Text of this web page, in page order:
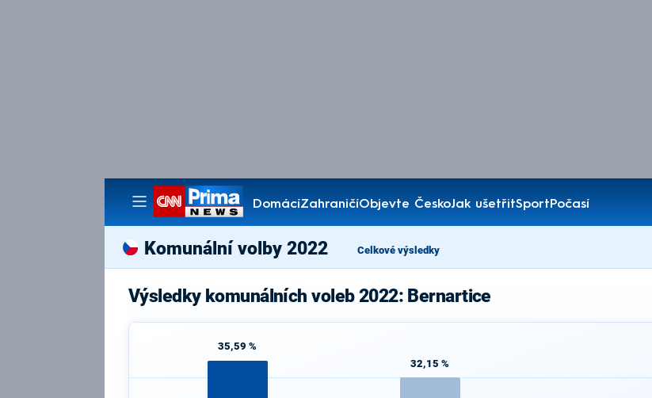
DomácíZahraničíObjevte ČeskoJak ušetřitSportPočasí
Pořady
Komunální volby 2022 Celkové výsledky
Výsledky komunálních voleb 2022: Bernartice
35,59 %
32,15 %